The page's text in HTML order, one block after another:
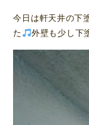
今日は軒天井の下
た
外壁も少し下